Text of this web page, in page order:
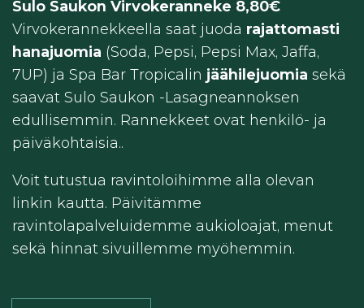
Sulo Saukon Virvokeranneke 8,80€
Virvokerannekkeella saat juoda rajattomasti
hanajuomia (Soda, Pepsi, Pepsi Max, Jaffa,
7UP) ja Spa Bar Tropicalin jäähilejuomia sekä
saavat Sulo Saukon -Lasagneannoksen
edullisemmin. Rannekkeet ovat henkilö- ja
päiväkohtaisia..
Voit tutustua ravintoloihimme alla olevan
linkin kautta. Päivitämme
ravintolapalveluidemme aukioloajat, menut
sekä hinnat sivuillemme myöhemmin.